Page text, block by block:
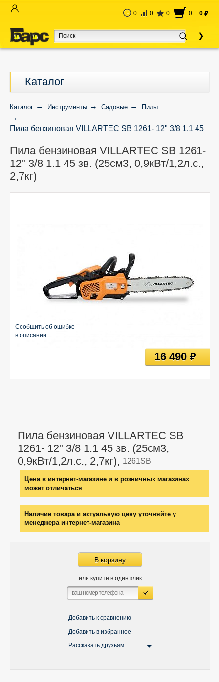
0 0 0 0 0 руб
Каталог
Каталог Инструменты Садовые Пилы
Пила бензиновая VILLARTEC SB 1261- 12" 3/8 1.1 45
Пила бензиновая VILLARTEC SB 1261-
12" 3/8 1.1 45 зв. (25см3, 0,9кВт/1,2л.с.,
2,7кг)
Пила бензиновая VILLARTEC SB
1261- 12" 3/8 1.1 45 зв. (25см3,
0,9кВт/1,2л.с., 2,7кг), 1261SB
Цена в интернет-магазине и в розничных магазинах
может отличаться
Наличие товара и актуальную цену уточняйте у
менеджера интернет-магазина
В корзину
или купите в один клик
Добавить к сравнению
Добавить в избранное
Рассказать друзьям
Сообщить об ошибке
в описании
16 490руб